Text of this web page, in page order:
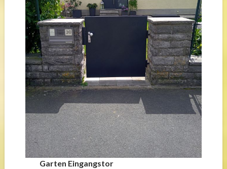
Garten Eingangstor